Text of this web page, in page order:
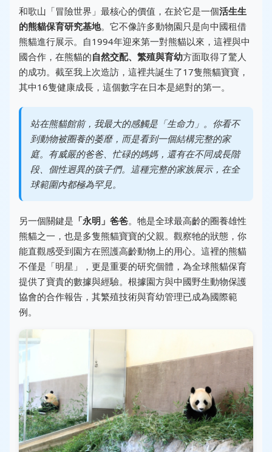
和歌山「冒險世界」最核心的價值，在於它是一個活生生
的熊貓保育研究基地。它不像許多動物園只是向中國租借
熊貓進行展示。自1994年迎來第一對熊貓以來，這裡與中
國合作，在熊貓的自然交配、繁殖與育幼方面取得了驚人
的成功。截至我上次造訪，這裡共誕生了17隻熊貓寶寶，
其中16隻健康成長，這個數字在日本是絕對的第一。
站在熊貓館前，我最大的感觸是「生命力」。你看不
到動物被圈養的萎靡，而是看到一個結構完整的家
庭。有威嚴的爸爸、忙碌的媽媽，還有在不同成長階
段、個性迥異的孩子們。這種完整的家族展示，在全
球範圍內都極為罕見。
另一個關鍵是 「永明」爸爸。牠是全球最高齡的圈養雄性
熊貓之一，也是多隻熊貓寶寶的父親。觀察牠的狀態，你
能直觀感受到園方在照護高齡動物上的用心。這裡的熊貓
不僅是「明星」，更是重要的研究個體，為全球熊貓保育
提供了寶貴的數據與經驗。根據園方與中國野生動物保護
協會的合作報告，其繁殖技術與育幼管理已成為國際範
例。